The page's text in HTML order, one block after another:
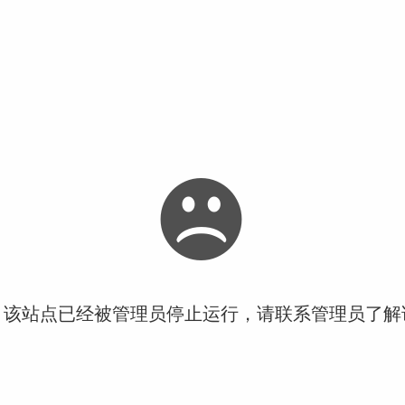
站点已经被管理员停止运行，请联系管理员了